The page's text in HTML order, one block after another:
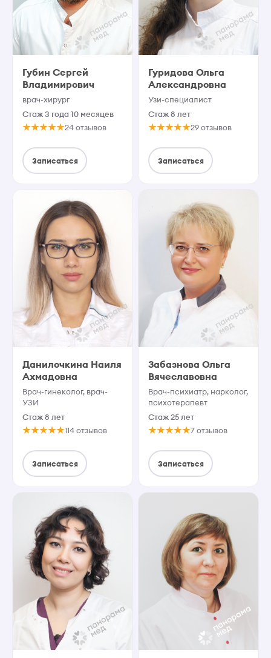
Губин Сергей
Владимирович
врач-хирург
Стаж 3 года 10 месяцев
24 отзывов
Записаться
Гуридова Ольга
Александровна
Узи-специалист
Стаж 8 лет
29 отзывов
Записаться
Данилочкина Наиля
Ахмадовна
Врач-гинеколог, врач-
УЗИ
Стаж 8 лет
114 отзывов
Записаться
Забазнова Ольга
Вячеславовна
Врач-психиатр, нарколог,
психотерапевт
Стаж 25 лет
7 отзывов
Записаться